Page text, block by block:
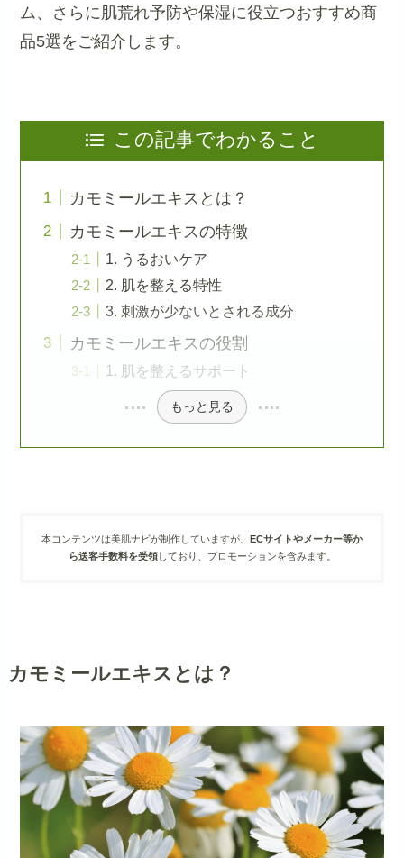
ム、さらに肌荒れ予防や保湿に役立つおすすめ商
品5選をご紹介します。
この記事でわかること
カモミールエキスとは？
カモミールエキスの特徴
1. うるおいケア
2. 肌を整える特性
3. 刺激が少ないとされる成分
カモミールエキスの役割
1. 肌を整えるサポート
もっと見る
本コンテンツは美肌ナビが制作していますが、 ECサイトやメーカー等か
ら送客手数料を受領しており、プロモーションを含みます。
カモミールエキスとは？